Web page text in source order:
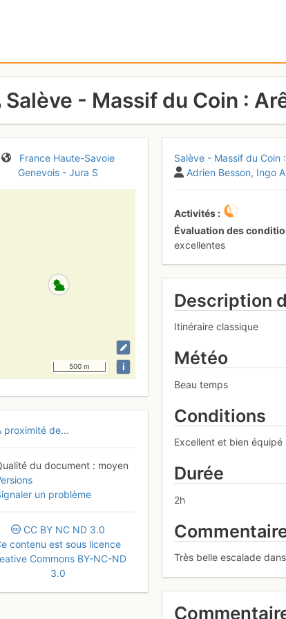
Salève - Massif du Coin :
France Haute-Savoie
Genevois - Jura S
500 m i
proximité de...
du document
moyen
un problème
CC BY NC ND 3.0
contenu est sous licence
Commons BY-NC-ND
3.0
Salève - Massif du Coin
Adrien Besson Ingo A
Activités
Évaluation des
excellentes
Description
Itinéraire classique
Météo
Beau temps
Conditions
Excellent et bien équipé
Durée
2h
Très belle escalade